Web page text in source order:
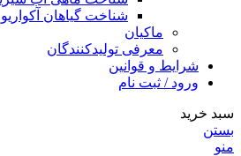
شناخت گیاهان
ماکیان
معرفی تولیدکنندگان
شرایط و قوانین
ورود / ثبت نام
سبد خرید
بستن
منو